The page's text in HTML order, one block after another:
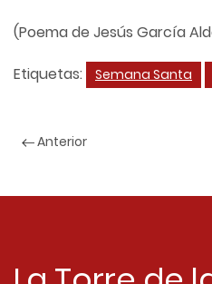
(Poema de Jesús García
Etiquetas:
Semana Santa
Anterior